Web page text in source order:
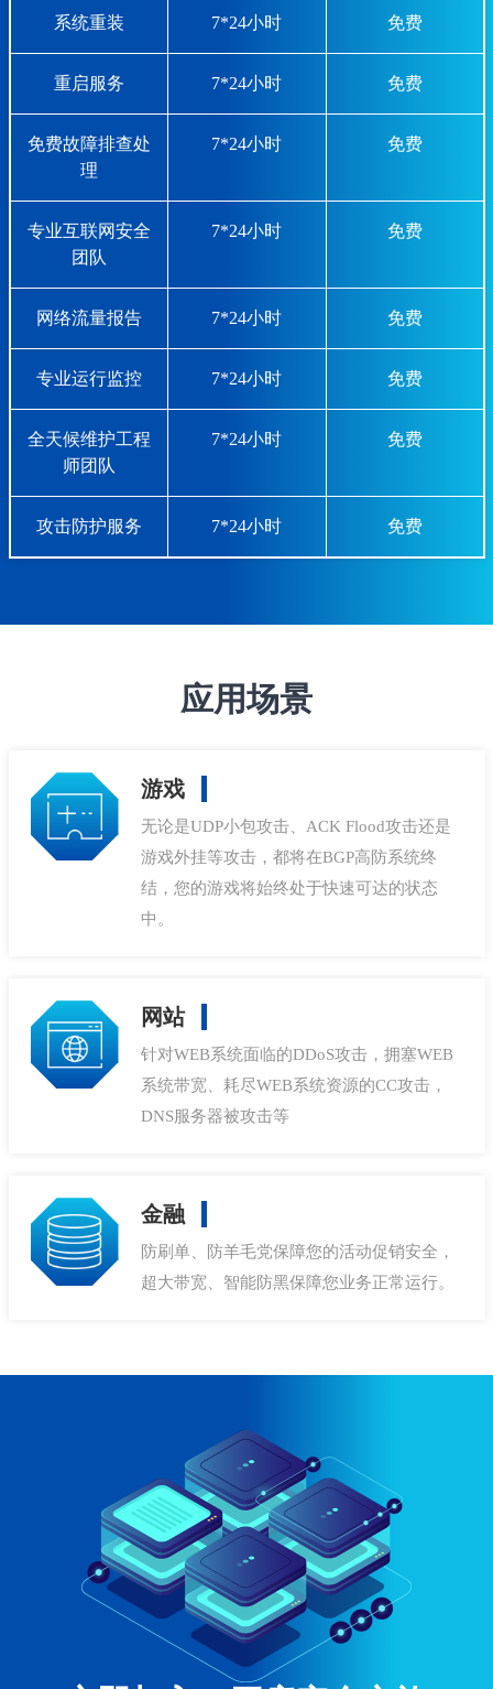
系统重装 7*24小时 免费
重启服务 7*24小时 免费
免费故障排查处
理
7*24小时 免费
专业互联网安全
团队
7*24小时 免费
网络流量报告 7*24小时 免费
专业运行监控 7*24小时 免费
全天候维护工程
师团队
7*24小时 免费
攻击防护服务 7*24小时 免费
应用场景
游戏
无论是UDP小包攻击、ACK Flood攻击还是
游戏外挂等攻击，都将在BGP高防系统终
结，您的游戏将始终处于快速可达的状态
中。
网站
针对WEB系统面临的DDoS攻击，拥塞WEB
系统带宽、耗尽WEB系统资源的CC攻击，
DNS服务器被攻击等
金融
防刷单、防羊毛党保障您的活动促销安全，
超大带宽、智能防黑保障您业务正常运行。